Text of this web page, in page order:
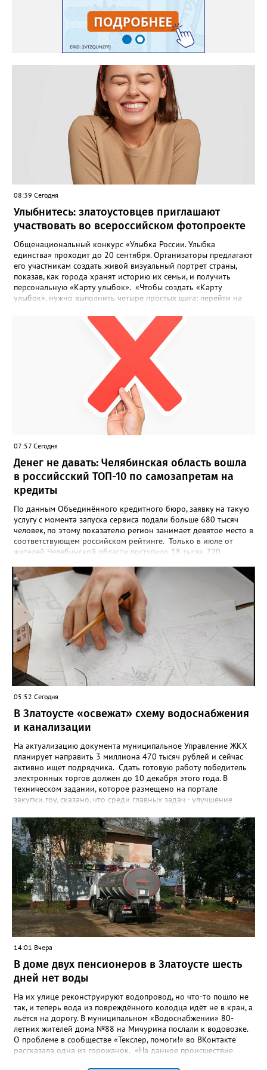
08:39 Сегодня
Улыбнитесь: златоустовцев приглашают
участвовать во всероссийском фотопроекте
Общенациональный конкурс «Улыбка России. Улыбка
единства» проходит до 20 сентября. Организаторы предлагают
его участникам создать живой визуальный портрет страны,
показав, как города хранят историю их семьи, и получить
персональную «Карту улыбок». «Чтобы создать «Карту
улыбок», нужно выполнить четыре простых шага: перейти на
улыбок»; загрузить фотографию с улыбкой – подойдёт портрет
одного человека, пары, семьи или нескольких поколений в
одном кадре; отметить один или несколько городов,
связанных с историей семьи или важными воспоминаниями;
добавить подписи к городам, кратко объяснив связь с каждым
из них, указать контакты и подтвердить согласие с правилами
проекта», - говорится в инструкции на сайте проекта. ‍Заявка
может быть семейной, а после модерации стать частью
визуального архива проекта. 20 участников обещают
пригласить на итоговую фотосессию в Москве. Персональную
«Карту улыбок», которую можно скачать, сохранить и
опубликовать в социальных сетях, отмечают в оргкомитете,
получат все, кто улыбнулся.
07:57 Сегодня
Денег не давать: Челябинская область вошла
в российсский ТОП-10 по самозапретам на
кредиты
По данным Объединённого кредитного бюро, заявку на такую
услугу с момента запуска сервиса подали больше 680 тысяч
человек, по этому показателю регион занимает девятое место в
соответствующем российском рейтинге. Только в июле от
жителей Челябинской области поступило 18 тысяч 720
снятие. В целом не давать им взаймы сегодня просят 543 с
лишним тысячи человек. Почти 89 тысяч за это время решили
запрет отозвать. При этом, утверждают аналитики бюро,
примерно каждый пятый из тех, кто установил самозапрет,
никогда кредиты не брал, столько же погасили долги недавно,
а больше половины имеют долговые обязательства сейчас.
05:52 Сегодня
В Златоусте «освежат» схему водоснабжения
и канализации
На актуализацию документа муниципальное Управление ЖКХ
планирует направить 3 миллиона 470 тысяч рублей и сейчас
активно ищет подрядчика. Сдать готовую работу победитель
электронных торгов должен до 10 декабря этого года. В
техническом задании, которое размещено на портале
закупки.гоу, сказано, что среди главных задач - улучшение
повышение энергоэффективности систем. Кроме электронных
схем, исполнителю нужно разработать предложения по
строительству и реконструкции водоснабжения и канализации,
оценив размер вложений, а также представить перечень
бесхозных объектов и возможные сценарии развития этой
сферы городского хозяйства. В июне 2025 года
«Златоуст.инфо» сообщал о подобных торгах. Тогда цена
вопроса была почти в три раза выше - 9 миллионов 13 тысяч
486 рублей, а в списке работ была разработка электронной
системы ливнёвок.
14:01 Вчера
В доме двух пенсионеров в Златоусте шесть
дней нет воды
На их улице реконструируют водопровод, но что-то пошло не
так, и теперь вода из повреждённого колодца идёт не в кран, а
льётся на дорогу. В муниципальном «Водоснабжении» 80-
летних жителей дома №88 на Мичурина послали к водовозке.
О проблеме в сообществе «Текслер, помоги!» во ВКонтакте
рассказала одна из горожанок. «На данное происшествие